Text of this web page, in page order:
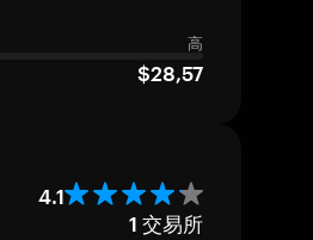
高
$28,57
4.1
1 交易所